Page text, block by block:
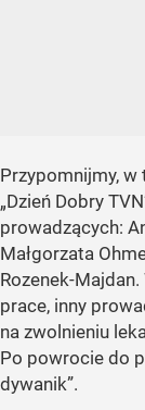
Przypomnijmy,
„Dzień Dobry
prowadzących:
Małgorzata
Rozenek-
prace, inny
na zwolnieniu
Po powrocie do
dywanik”.